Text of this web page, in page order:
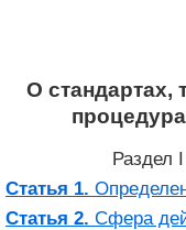
О стандартах,
Статья 1.
Статья 2. Сфера